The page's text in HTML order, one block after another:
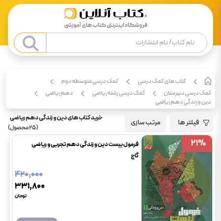
کتاب های کمک درسی
کمک درسی متوسطه دوم
کمک درسی دبیرستان
کمک درسی رشته ریاضی
دهم ریاضی
دین و زندگی دهم ریاضی
فیلتر ها مرتب سازی
خرید کتاب های دین و زندگی دهم ریاضی
(
25محصول)
فرمول بیست دین و زندگی دهم تجربی و ریاضی
گاج
۴۲۰٬۰۰۰
۳۳۱٬۸۰۰
تومان
21%
21%